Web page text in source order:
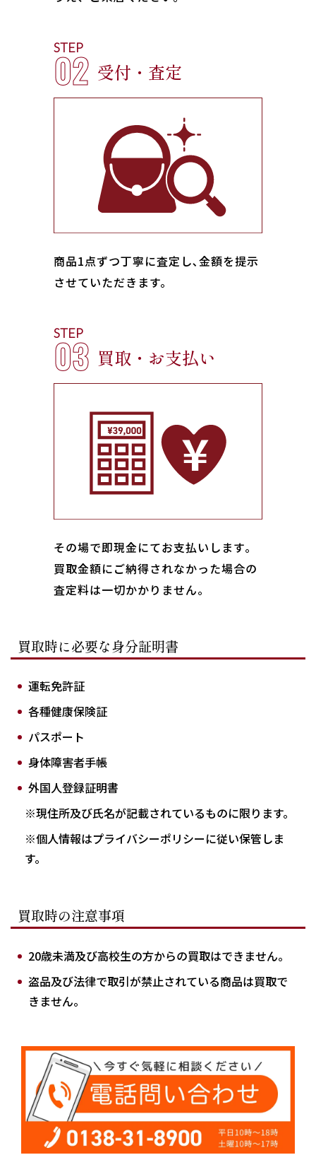
STEP
02 受付・査定
商品1点ずつ丁寧に査定し､金額を提示
させていただきます。
STEP
03 買取・お支払い
その場で即現金にてお支払いします｡
買取金額にご納得されなかった場合の
査定料は一切かかりません。
買取時に必要な身分証明書
運転免許証
各種健康保険証
パスポート
身体障害者手帳
外国人登録証明書
※現住所及び氏名が記載されているものに限ります。
※個人情報はプライバシーポリシーに従い保管しま
す。
買取時の注意事項
20歳未満及び高校生の方からの買取はできません。
盗品及び法律で取引が禁止されている商品は買取で
きません。